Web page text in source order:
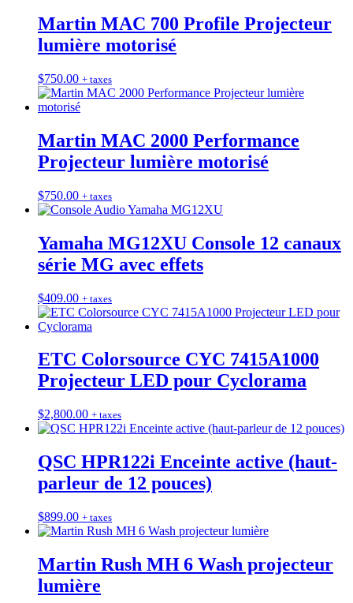
Martin MAC 700 Profile Projecteur
lumière motorisé
$750.00 + taxes
Martin MAC 2000 Performance
Projecteur lumière motorisé
$750.00 + taxes
Yamaha MG12XU Console 12 canaux
série MG avec effets
$409.00 + taxes
ETC Colorsource CYC 7415A1000
Projecteur LED pour Cyclorama
$2,800.00 + taxes
QSC HPR122i Enceinte active (haut-
parleur de 12 pouces)
$899.00 + taxes
Martin Rush MH 6 Wash projecteur
lumière